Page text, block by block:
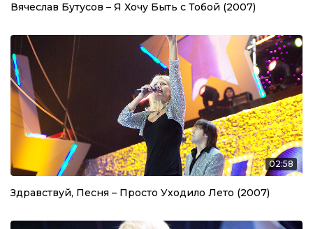
Вячеслав Бутусов – Я Хочу Быть с Тобой (2007)
02:58
Здравствуй, Песня – Просто Уходило Лето (2007)